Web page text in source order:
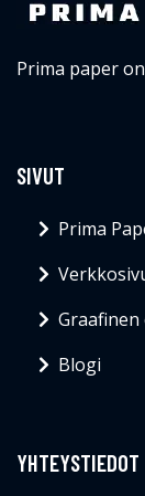
Prima paper
SIVUT
Prima
Blogi
YHTEYSTIEDOT